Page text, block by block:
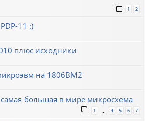
1 2
11 :)
плюс исходники
на 1806ВМ2
большая в мире микросхема
1 … 4 5 6 7